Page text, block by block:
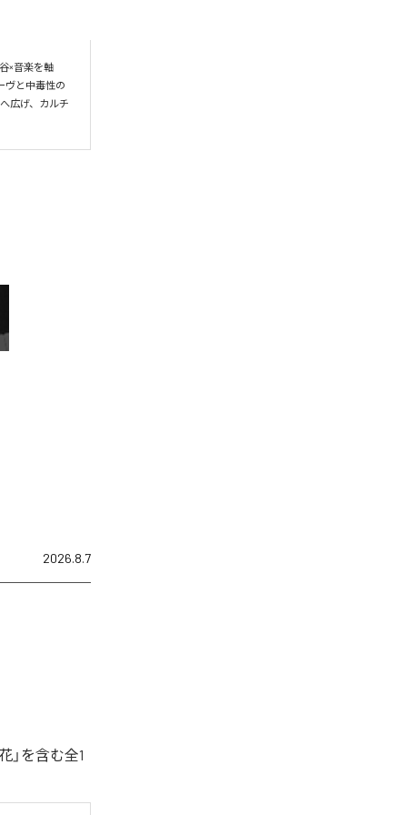
×音楽を軸
ヴと中毒性の
広げ、カルチ
2026.8.7
」を含む全1